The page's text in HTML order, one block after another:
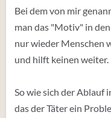
Bei dem von mir
man das "Motiv" in
nur wieder Menschen
und hilft keinen weiter.
So wie sich der Ablauf
das der Täter ein